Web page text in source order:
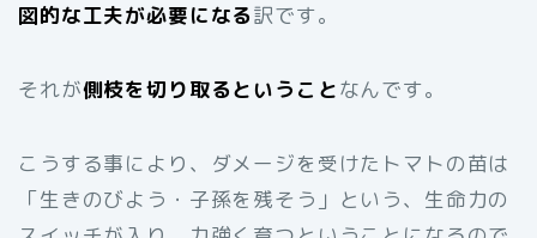
図的な工夫が必要になる訳です。
それが側枝を切り取るということなんです。
こうする事により、ダメージを受けたトマトの苗は
「生きのびよう・子孫を残そう」という、生命力の